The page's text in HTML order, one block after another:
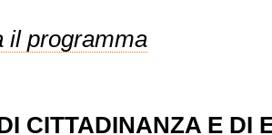
il programma
CITTADINANZA E DI